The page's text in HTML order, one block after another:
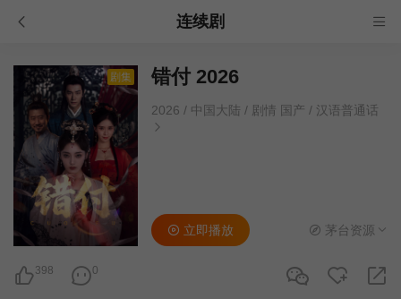
连续剧
剧集 错付 2026
2026 / 中国大陆 / 剧情 国产 / 汉语普通话
398 0
立即播放 茅台资源